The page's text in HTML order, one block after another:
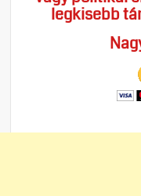
legkisebb